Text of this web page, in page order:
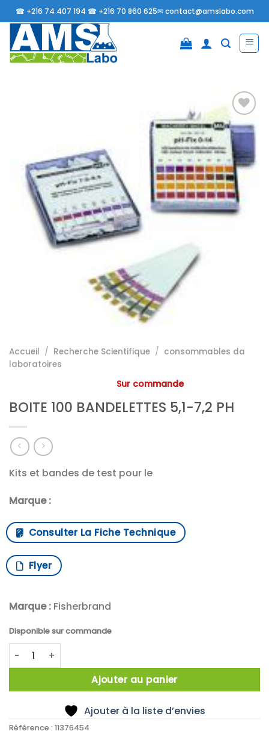
Passer
au
contenu
☎ +216 74 407 194 ☎ +216 70 860 625✉contact@amslabo.com
Ajouter
à la
liste
d’envies
Accueil / Recherche Scientifique / consommables da
laboratoires
Sur commande
BOITE 100 BANDELETTES 5,1-7,2 PH
Kits et bandes de test pour le
Marque :
Consulter La Fiche Technique
Flyer
Marque : Fisherbrand
Disponible sur commande
quantité de BOITE 100 BANDELETTES 5,1-7,2 PH
Ajouter au panier
Ajouter à la liste d’envies
Référence : 11376454